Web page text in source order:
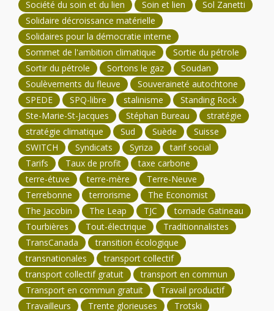
Société du soin et du lien
Soin et lien
Sol Zanetti
Solidaire décroissance matérielle
Solidaires pour la démocratie interne
Sommet de l'ambition climatique
Sortie du pétrole
Sortir du pétrole
Sortons le gaz
Soudan
Soulèvements du fleuve
Souveraineté autochtone
SPEDE
SPQ-libre stalinisme
Standing Rock
Ste-Marie-St-Jacques
Stéphan Bureau
stratégie
stratégie climatique
Sud Suède
Suisse
SWITCH
Syndicats Syriza
tarif social
Tarifs
Taux de profit
taxe carbone
terre-étuve
terre-mère
Terre-Neuve
Terrebonne
terrorisme
The Economist
The Jacobin
The Leap TJC
tornade Gatineau
Tourbières
Tout-électrique
Traditionnalistes
TransCanada
transition écologique
transnationales
transport collectif
transport collectif gratuit
transport en commun
Transport en commun gratuit
Travail productif
Travailleurs
Trente glorieuses
Trotski